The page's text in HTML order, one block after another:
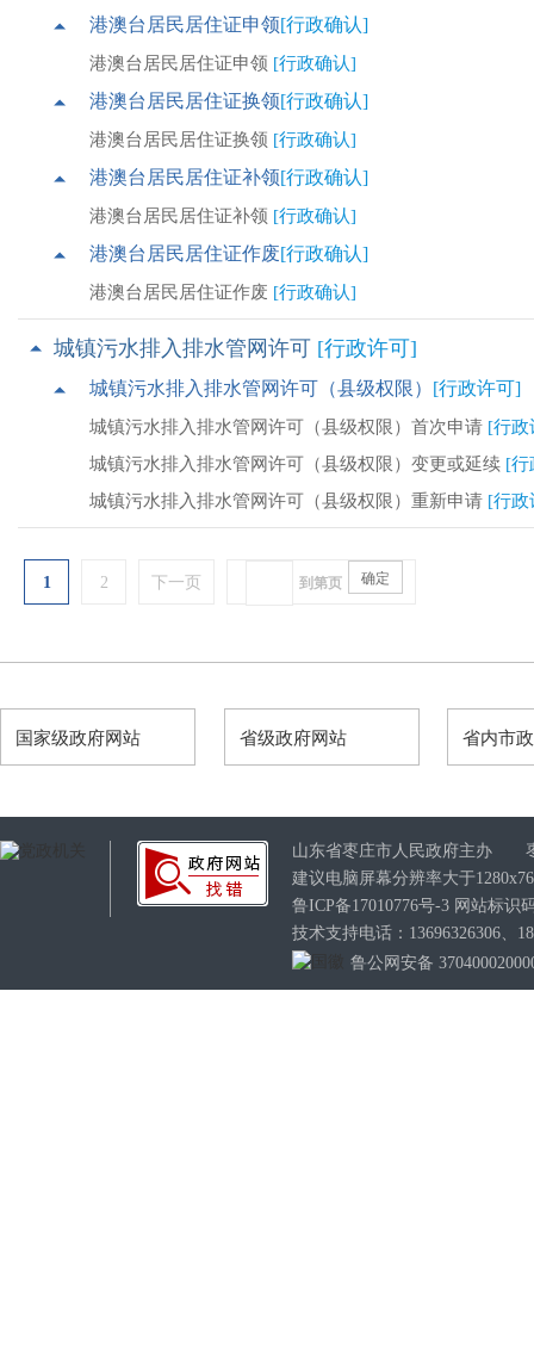
港澳台居民居住证申领[行政确认]
港澳台居民居住证申领 [行政确认]
港澳台居民居住证换领[行政确认]
港澳台居民居住证换领 [行政确认]
港澳台居民居住证补领[行政确认]
港澳台居民居住证补领 [行政确认]
港澳台居民居住证作废[行政确认]
港澳台居民居住证作废 [行政确认]
城镇污水排入排水管网许可 [行政许可]
城镇污水排入排水管网许可（县级权限） [行政许可]
城镇污水排入排水管网许可（县级权限）首次申请 [行政
城镇污水排入排水管网许可（县级权限）变更或延续 [行
城镇污水排入排水管网许可（县级权限）重新申请 [行政
1 2 下一页 到第页 确定
国家级政府网站 省级政府网站 省内市
山东省枣庄市人民政府主办
建议电脑屏幕分辨率大于
鲁ICP备17010776号-3 网站标识
技术支持电话：13696326306、
鲁公网安备